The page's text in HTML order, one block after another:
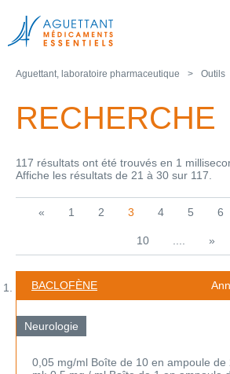
Aguettant, laboratoire pharmaceutique Outils
RECHERCHE
117 résultats ont été trouvés en 1
Affiche les résultats de 21 à 30 sur 117.
« 1 2 3 4 5 6
10 .... »
BACLOFÈNE
Neurologie
0,05 mg/ml Boîte de 10 en ampoule de